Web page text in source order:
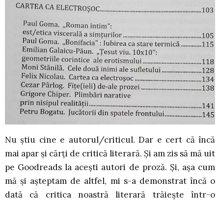
Nu știu cine e autorul/criticul. Dar e cert că încă
mai apar și cărți de critică literară. Și am zis să mă uit
pe Goodreads la acești autori de proză. Și, așa cum
mă și așteptam de altfel, mi s-a demonstrat încă o
dată că critica noastră literară trăiește într-o